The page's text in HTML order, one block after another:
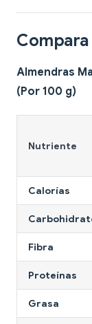
Almendras
(Por 100 g)
Nutriente
Calorías
Fibra
Proteínas
Grasa